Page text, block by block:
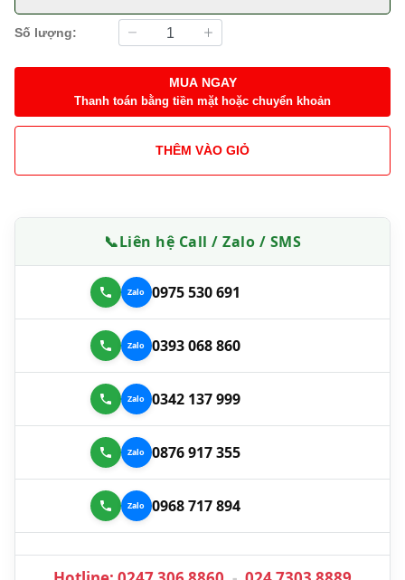
Số lượng:
MUA NGAY
Thanh toán bằng tiền mặt hoặc chuyển khoản
THÊM VÀO GIỎ
📞Liên hệ Call / Zalo / SMS
0975 530 691
0393 068 860
0342 137 999
0876 917 355
0968 717 894